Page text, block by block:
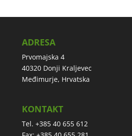
ADRESA
Prvomajska 4
40320 Donji Kraljevec
Međimurje, Hrvatska
KONTAKT
Tel. +385 40 655 612